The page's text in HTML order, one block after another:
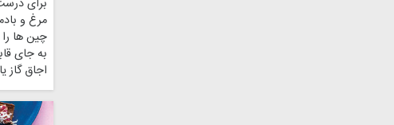
برای
مرغ و
چین ها
به جای
اجاق گاز